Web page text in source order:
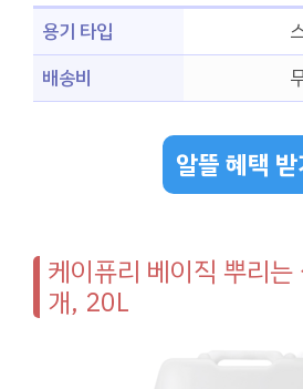
용기 타입
배송비
알뜰 혜택 받
케이퓨리 베이직 뿌리
개, 20L